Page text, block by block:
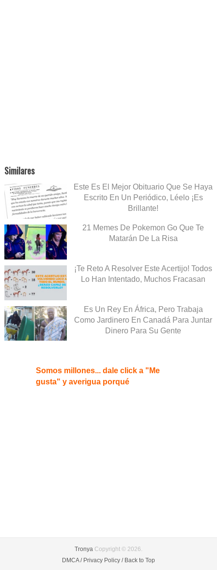
Similares
Este Es El Mejor Obituario Que Se Haya
Escrito En Un Periódico, Léelo ¡Es
Brillante!
21 Memes De Pokemon Go Que Te
Matarán De La Risa
¡Te Reto A Resolver Este Acertijo! Todos
Lo Han Intentado, Muchos Fracasan
Es Un Rey En África, Pero Trabaja
Como Jardinero En Canadá Para Juntar
Dinero Para Su Gente
Somos millones... dale click a "Me
gusta" y averigua porqué
TronyaCopyright © 2026.
DMCA / Privacy Policy / Back to Top